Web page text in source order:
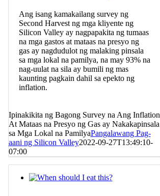
Ang isang kamakailang survey ng
Second Harvest ng mga kliyente ng
Silicon Valley ay nagpapakita ng tumaas
na mga gastos at mataas na presyo ng
gas ay nagdudulot ng malaking pinsala
sa mga lokal na pamilya, na may 93% na
nag-uulat na sila ay bumili ng mas
kaunting pagkain dahil sa epekto ng
inflation.
Ipinakikita ng Bagong Survey na Ang Inflation
At Mataas na Presyo ng Gas ay Nakakapinsala
sa Mga Lokal na PamilyaPangalawang Pag-
aani ng Silicon Valley2022-09-27T13:49:10-
07:00